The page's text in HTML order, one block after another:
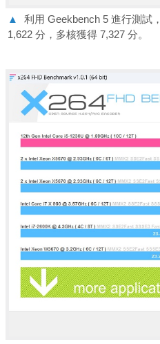
▲
利用 Geekbench 5 進行測試
1,622 分，多核獲得 7,327 分。